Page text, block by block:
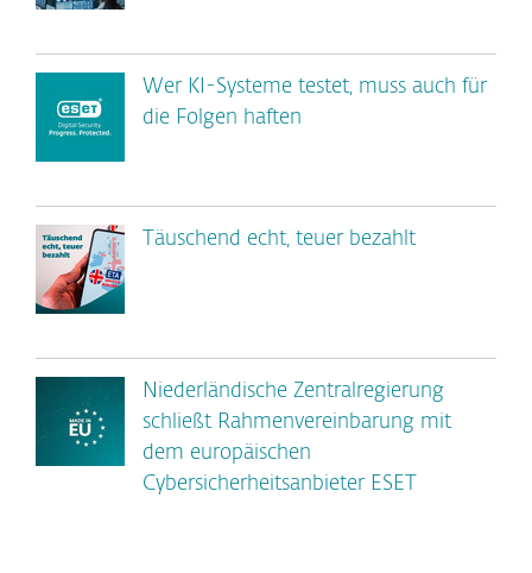
Wer KI-Systeme testet, muss auch für
die Folgen haften
Täuschend echt, teuer bezahlt
Niederländische Zentralregierung
schließt Rahmenvereinbarung mit
dem europäischen
Cybersicherheitsanbieter ESET